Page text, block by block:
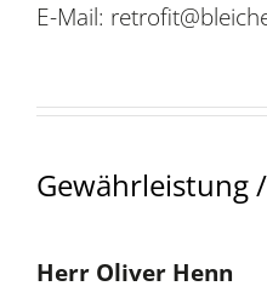
E-Mail:
Gewährleistung
Herr Oliver Henn